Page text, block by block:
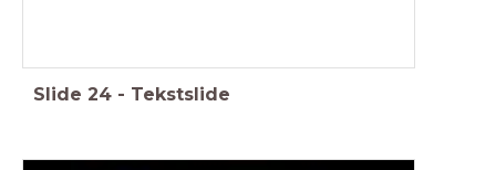
Slide 24 - Tekstslide